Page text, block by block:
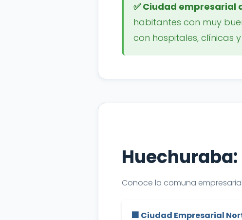
✅ Ciudad empresarial
habitantes con muy
con hospitales, clínicas
Conoce la comuna
🏢 Ciudad Empresarial